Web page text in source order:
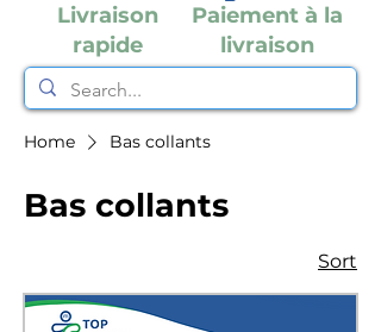
Livraison
rapide
Paiement à la
livraison
Home Bas collants
Bas collants
Sort